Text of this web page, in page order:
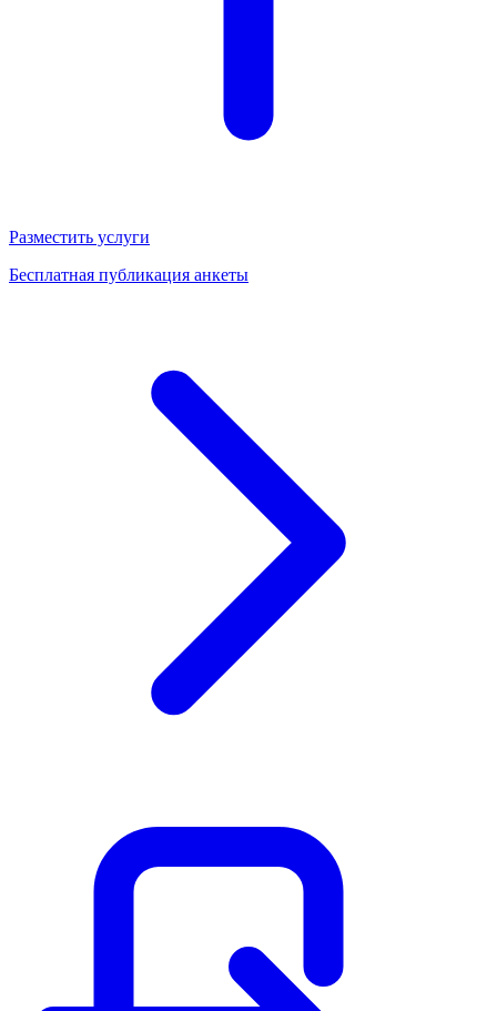
Разместить услуги
Бесплатная публикация анкеты